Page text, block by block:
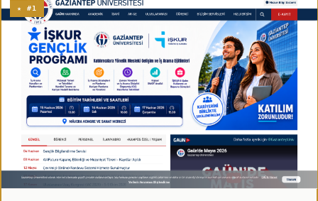
★ #1